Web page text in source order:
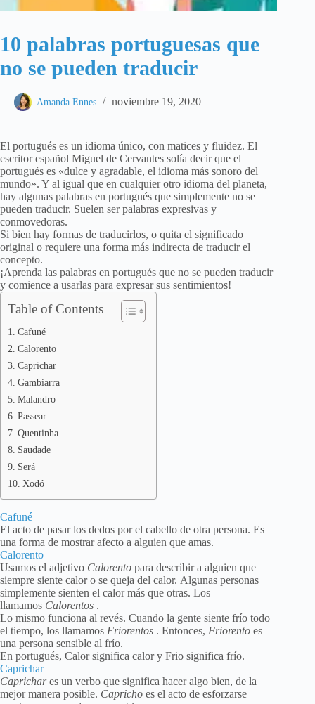
10 palabras portuguesas que
no se pueden traducir
Amanda Ennes noviembre 19, 2020
El portugués es un idioma único, con matices y fluidez. El
escritor español Miguel de Cervantes solía decir que el
portugués es «dulce y agradable, el idioma más sonoro del
mundo». Y al igual que en cualquier otro idioma del planeta,
hay algunas palabras en portugués que simplemente no se
pueden traducir. Suelen ser palabras expresivas y
conmovedoras.
Si bien hay formas de traducirlos, o quita el significado
original o requiere una forma más indirecta de traducir el
concepto.
¡Aprenda las palabras en portugués que no se pueden traducir
y comience a usarlas para expresar sus sentimientos!
Table of Contents
Cafuné
Calorento
Caprichar
Gambiarra
Malandro
Passear
Quentinha
Saudade
Será
Xodó
Cafuné
El acto de pasar los dedos por el cabello de otra persona. Es
una forma de mostrar afecto a alguien que amas.
Calorento
Usamos el adjetivo Calorento para describir a alguien que
siempre siente calor o se queja del calor. Algunas personas
simplemente sienten el calor más que otras. Los
llamamos Calorentos .
Lo mismo funciona al revés. Cuando la gente siente frío todo
el tiempo, los llamamos Friorentos . Entonces, Friorento es
una persona sensible al frío.
En portugués, Calor significa calor y Frio significa frío.
Caprichar
Caprichares un verbo que significa hacer algo bien, de la
mejor manera posible. Capricho es el acto de esforzarse